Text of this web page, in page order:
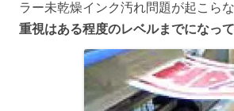
ラー未乾燥インク汚れ問題が起こらな
重視はある程度のレベルまでになって